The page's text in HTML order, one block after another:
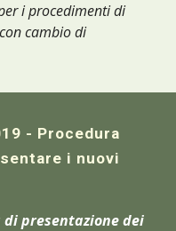
i procedimenti di
cambio di
- Procedura
i nuovi
presentazione dei